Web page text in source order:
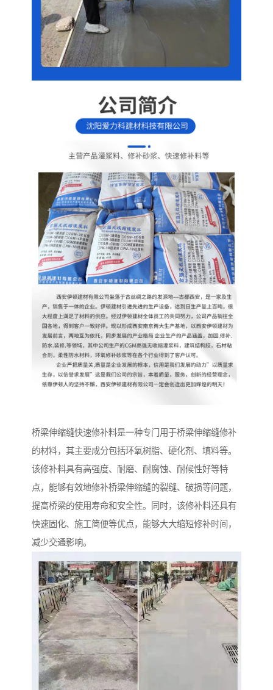
桥梁伸缩缝快速修补料是一种专门用于桥梁伸缩缝修补
的材料，其主要成分包括环氧树脂、硬化剂、填料等。
该修补料具有高强度、耐磨、耐腐蚀、耐候性好等特
点，能够有效地修补桥梁伸缩缝的裂缝、破损等问题，
提高桥梁的使用寿命和安全性。同时，该修补料还具有
快速固化、施工简便等优点，能够大大缩短修补时间，
减少交通影响。